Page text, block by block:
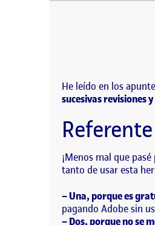
He leído en los
sucesivas revisiones
¡Menos mal que
tanto de usar esta
– Una, porque es
pagando Adobe sin
– Dos, porque no se